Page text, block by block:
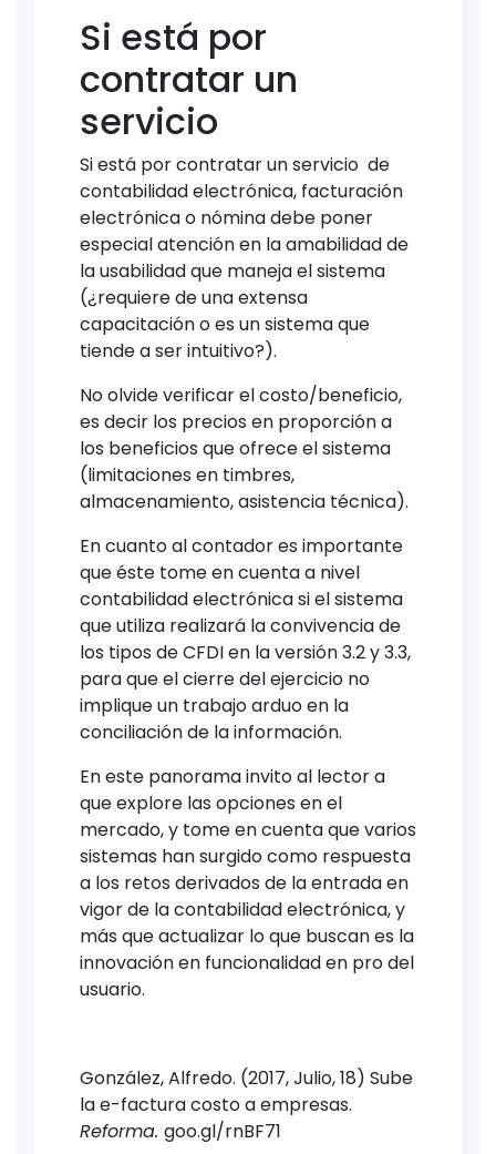
Si está por
contratar un
servicio
Si está por contratar un servicio de
contabilidad electrónica, facturación
electrónica o nómina debe poner
especial atención en la amabilidad de
la usabilidad que maneja el sistema
(¿requiere de una extensa
capacitación o es un sistema que
tiende a ser intuitivo?).
No olvide verificar el costo/beneficio,
es decir los precios en proporción a
los beneficios que ofrece el sistema
(limitaciones en timbres,
almacenamiento, asistencia técnica).
En cuanto al contador es importante
que éste tome en cuenta a nivel
contabilidad electrónica si el sistema
que utiliza realizará la convivencia de
los tipos de CFDI en la versión 3.2 y 3.3,
para que el cierre del ejercicio no
implique un trabajo arduo en la
conciliación de la información.
En este panorama invito al lector a
que explore las opciones en el
mercado, y tome en cuenta que varios
sistemas han surgido como respuesta
a los retos derivados de la entrada en
vigor de la contabilidad electrónica, y
más que actualizar lo que buscan es la
innovación en funcionalidad en pro del
usuario.
González, Alfredo. (2017, Julio, 18) Sube
la e-factura costo a empresas.
Reforma. goo.gl/rnBF71